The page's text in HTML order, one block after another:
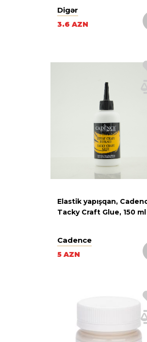
Digər
3.6 AZN
Elastik yapışqan,
Tacky Craft Glue, 150 ml
Cadence
5 AZN